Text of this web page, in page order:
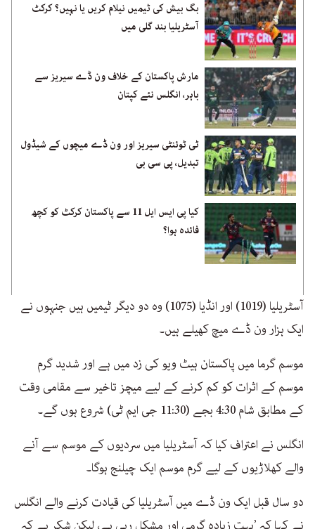
بگ بیش کی ٹیمیں نیلام کریں یا نہیں؟ کرکٹ
آسٹریلیا بند گلی میں
مارش پاکستان کے خلاف ون ڈے سیریز سے
باہر، انگلس نئے کپتان
ٹی ٹوئنٹی سیریز اور ون ڈے میچوں کے شیڈول
تبدیل، پی سی بی
کیا پی ایس ایل 11 سے پاکستان کرکٹ کو کچھ
فائدہ ہوا؟
آسٹریلیا (1019) اور انڈیا (1075) وہ دو دیگر ٹیمیں ہیں جنہوں نے
ایک ہزار ون ڈے میچ کھیلے ہیں۔
موسم گرما میں پاکستان ہیٹ ویو کی زد میں ہے اور شدید گرم
موسم کے اثرات کو کم کرنے کے لیے میچز تاخیر سے مقامی وقت
کے مطابق شام 4:30 بجے (11:30 جی ایم ٹی) شروع ہوں گے۔
انگلس نے اعتراف کیا کہ آسٹریلیا میں سردیوں کے موسم سے آنے
والے کھلاڑیوں کے لیے گرم موسم ایک چیلنج ہوگا۔
دو سال قبل ایک ون ڈے میں آسٹریلیا کی قیادت کرنے والے انگلس